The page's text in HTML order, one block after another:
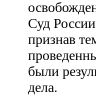
Суд
признав
были
дела.